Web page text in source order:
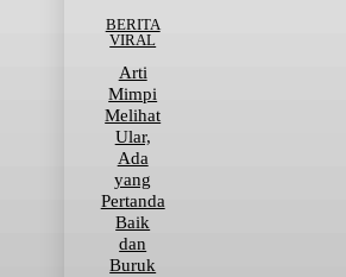
BERITA
VIRAL
Arti
Mimpi
Melihat
Ular,
Ada
yang
Pertanda
Baik
dan
Buruk